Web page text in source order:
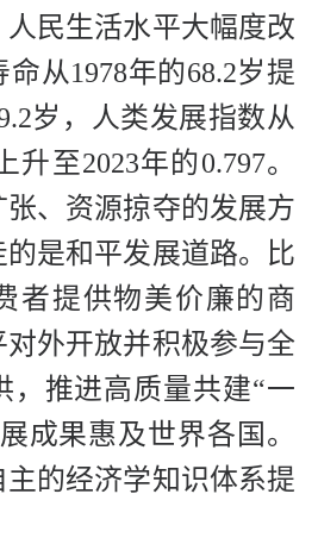
民生活水平大幅度改
从1978年的68.2岁提
岁，人类发展指数从
升至2023年的0.797。
、资源掠夺的发展方
是和平发展道路。比
者提供物美价廉的商
外开放并积极参与全
，推进高质量共建“一
成果惠及世界各国。
的经济学知识体系提